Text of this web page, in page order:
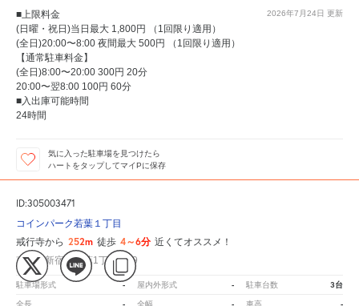
2026年7月24日 更新
■上限料金
(日曜・祝日)当日最大 1,800円 （1回限り適用）
(全日)20:00〜8:00 夜間最大 500円 （1回限り適用）
【通常駐車料金】
(全日)8:00〜20:00 300円 20分
20:00〜翌8:00 100円 60分
■入出庫可能時間
24時間
気に入った駐車場を見つけたら
ハートをタップしてマイPに保存
ID:305003471
コインパーク若葉１丁目
戒行寺から 252m 徒歩 4～6分 近くてオススメ！
東京都新宿区若葉1丁目10-9
駐車場形式 - 屋内外形式 - 駐車台数 3台
全長 全幅 車高